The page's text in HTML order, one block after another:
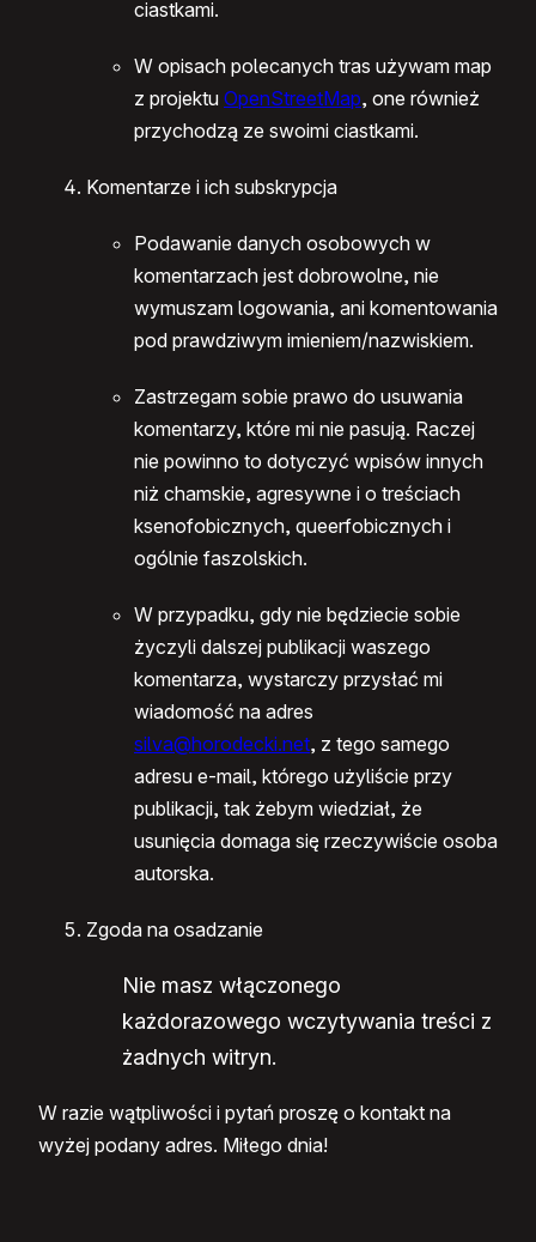
ciastkami.
W opisach polecanych tras używam map
z projektu OpenStreetMap, one również
przychodzą ze swoimi ciastkami.
Komentarze i ich subskrypcja
Podawanie danych osobowych w
komentarzach jest dobrowolne, nie
wymuszam logowania, ani komentowania
pod prawdziwym imieniem/nazwiskiem.
Zastrzegam sobie prawo do usuwania
komentarzy, które mi nie pasują. Raczej
nie powinno to dotyczyć wpisów innych
niż chamskie, agresywne i o treściach
ksenofobicznych, queerfobicznych i
ogólnie faszolskich.
W przypadku, gdy nie będziecie sobie
życzyli dalszej publikacji waszego
komentarza, wystarczy przysłać mi
wiadomość na adres
silva@horodecki.net, z tego samego
adresu e-mail, którego użyliście przy
publikacji, tak żebym wiedział, że
usunięcia domaga się rzeczywiście osoba
autorska.
Zgoda na osadzanie
Nie masz włączonego
każdorazowego wczytywania treści z
żadnych witryn.
W razie wątpliwości i pytań proszę o kontakt na
wyżej podany adres. Miłego dnia!